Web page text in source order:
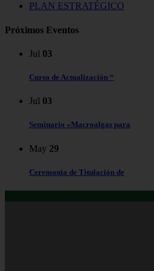
PLAN ESTRATÉGICO
Próximos Eventos
Jul 03
Curso de Actualización “
Jul 03
Seminario «Macroalgas para
May 29
Ceremonia de Titulación de